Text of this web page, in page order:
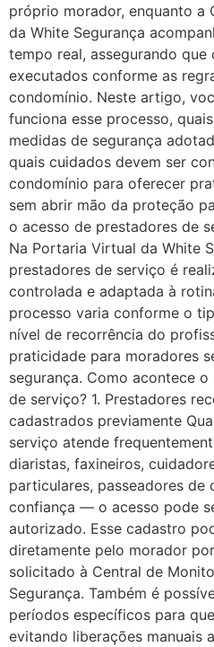
próprio morador, enquanto a
da White Segurança
tempo real, assegurando
executados conforme as
condomínio. Neste artigo,
funciona esse processo,
medidas de segurança
quais cuidados devem ser
condomínio para oferecer
sem abrir mão da proteção
o acesso de prestadores de
Na Portaria Virtual da White
prestadores de serviço é
controlada e adaptada à
processo varia conforme o
nível de recorrência do
praticidade para moradores
segurança. Como acontece
de serviço? 1. Prestadores
cadastrados previamente
serviço atende
diaristas, faxineiros,
particulares, passeadores de
confiança — o acesso pode
autorizado. Esse cadastro
diretamente pelo morador
solicitado à Central de
Segurança. Também é
períodos específicos para
evitando liberações manuais